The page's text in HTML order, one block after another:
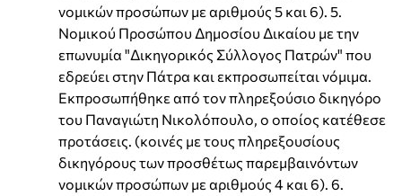
νομικών προσώπων με αριθμούς 5 και 6). 5.
Νομικού Προσώπου Δημοσίου Δικαίου με την
επωνυμία "Δικηγορικός Σύλλογος Πατρών" που
εδρεύει στην Πάτρα και εκπροσωπείται νόμιμα.
Εκπροσωπήθηκε από τον πληρεξούσιο δικηγόρο
του Παναγιώτη Νικολόπουλο, ο οποίος κατέθεσε
προτάσεις. (κοινές με τους πληρεξουσίους
δικηγόρους των προσθέτως παρεμβαινόντων
νομικών προσώπων με αριθμούς 4 και 6). 6.